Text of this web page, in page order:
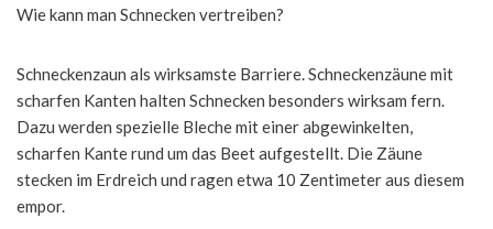
Wie kann man Schnecken vertreiben?
Schneckenzaun als wirksamste Barriere. Schneckenzäune mit
scharfen Kanten halten Schnecken besonders wirksam fern.
Dazu werden spezielle Bleche mit einer abgewinkelten,
scharfen Kante rund um das Beet aufgestellt. Die Zäune
stecken im Erdreich und ragen etwa 10 Zentimeter aus diesem
empor.